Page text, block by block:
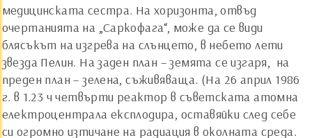
медицинската сестра. На хоризонта, отвъд
очертанията на „Саркофага“, може да се види
блясъкът на изгрева на слънцето, в небето лети
звезда Пелин. На заден план – земята се изгаря, на
преден план – зелена, съживяваща. (На 26 април 1986
г. в 1.23 ч четвърти реактор в съветската атомна
електроцентрала експлодира, оставяйки след себе
си огромно изтичане на радиация в околната среда.